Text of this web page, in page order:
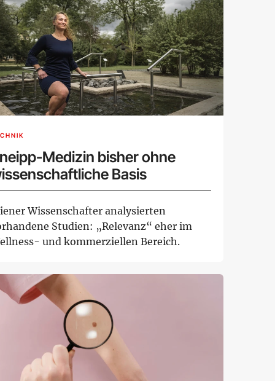
Medizin bisher ohne
Basis
Wissenschafter analysierten
Studien: „Relevanz“ eher im
und kommerziellen Bereich.